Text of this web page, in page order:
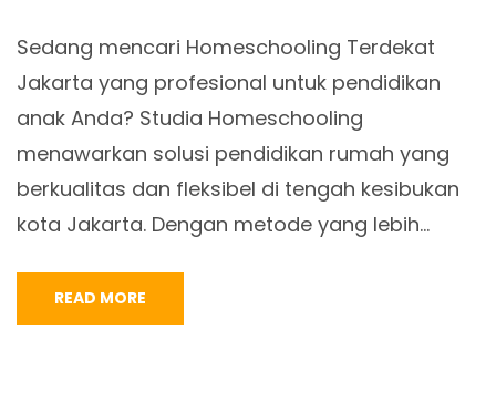
Sedang mencari Homeschooling Terdekat
Jakarta yang profesional untuk pendidikan
anak Anda? Studia Homeschooling
menawarkan solusi pendidikan rumah yang
berkualitas dan fleksibel di tengah kesibukan
kota Jakarta. Dengan metode yang lebih…
READ MORE